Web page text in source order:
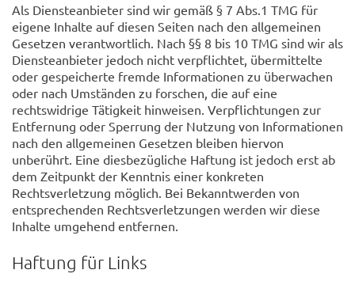
Als Diensteanbieter sind wir gemäß § 7 Abs.1 TMG für
eigene Inhalte auf diesen Seiten nach den allgemeinen
Gesetzen verantwortlich. Nach §§ 8 bis 10 TMG sind wir als
Diensteanbieter jedoch nicht verpflichtet, übermittelte
oder gespeicherte fremde Informationen zu überwachen
oder nach Umständen zu forschen, die auf eine
rechtswidrige Tätigkeit hinweisen. Verpflichtungen zur
Entfernung oder Sperrung der Nutzung von Informationen
nach den allgemeinen Gesetzen bleiben hiervon
unberührt. Eine diesbezügliche Haftung ist jedoch erst ab
dem Zeitpunkt der Kenntnis einer konkreten
Rechtsverletzung möglich. Bei Bekanntwerden von
entsprechenden Rechtsverletzungen werden wir diese
Inhalte umgehend entfernen.
Haftung für Links